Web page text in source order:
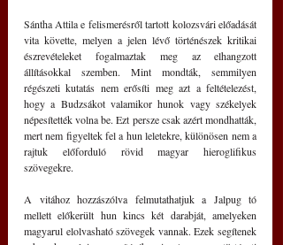
Sántha Attila e felismerésről tartott kolozsvári előadását
vita követte, melyen a jelen lévő történészek kritikai
észrevételeket fogalmaztak meg az elhangzott
állításokkal szemben. Mint mondták, semmilyen
régészeti kutatás nem erősíti meg azt a feltételezést,
hogy a Budzsákot valamikor hunok vagy székelyek
népesítették volna be. Ezt persze csak azért mondhatták,
mert nem figyeltek fel a hun leletekre, különösen nem a
rajtuk előforduló rövid magyar hieroglifikus
szövegekre.
A vitához hozzászólva felmutathatjuk a Jalpug tó
mellett előkerült hun kincs két darabját, amelyeken
magyarul elolvasható szövegek vannak. Ezek segítenek